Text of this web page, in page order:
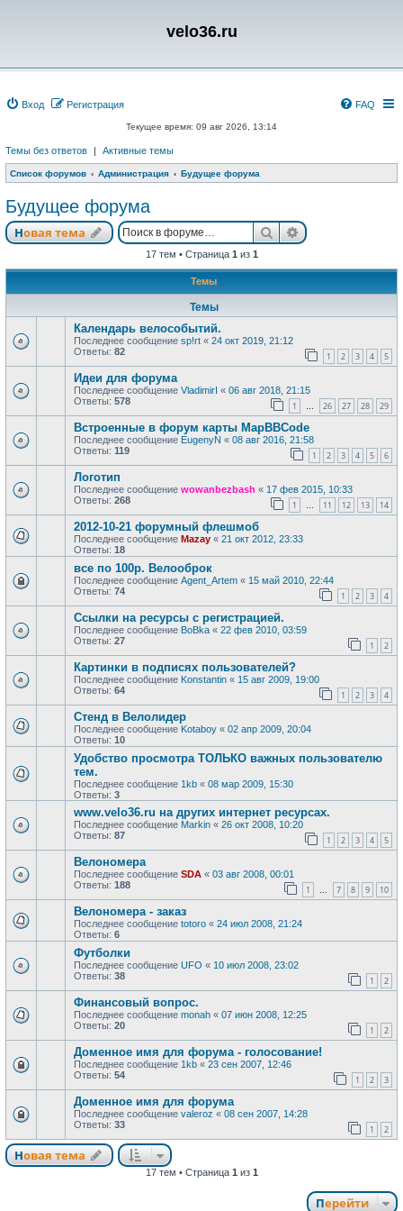
velo36.ru
Вход Регистрация FAQ
Текущее время: 09 авг 2026, 13:14
Темы без ответов | Активные темы
Список форумов Администрация Будущее форума
Будущее форума
Новая тема ПоискРасширенный
17 тем • Страница 1 из 1
Темы
Темы
Календарь велособытий.
Последнее сообщение sp!rt « 24 окт 2019, 21:12
Ответы: 82 1 2 3 4 5
Идеи для форума
Последнее сообщение VladimirI « 06 авг 2018, 21:15
Ответы: 578 1 … 26 27 28 29
Встроенные в форум карты MapBBCode
Последнее сообщение EugenyN « 08 авг 2016, 21:58
Ответы: 119 1 2 3 4 5 6
Логотип
Последнее сообщение wowanbezbash « 17 фев 2015, 10:33
Ответы: 268 1 … 11 12 13 14
2012-10-21 форумный флешмоб
Последнее сообщение Mazay « 21 окт 2012, 23:33
Ответы: 18
все по 100р. Велооброк
Последнее сообщение Agent_Artem « 15 май 2010, 22:44
Ответы: 74 1 2 3 4
Ссылки на ресурсы с регистрацией.
Последнее сообщение BoBka « 22 фев 2010, 03:59
Ответы: 27 1 2
Картинки в подписях пользователей?
Последнее сообщение Konstantin « 15 авг 2009, 19:00
Ответы: 64 1 2 3 4
Стенд в Велолидер
Последнее сообщение Kotaboy « 02 апр 2009, 20:04
Ответы: 10
Удобство просмотра ТОЛЬКО важных пользователю
тем.
Последнее сообщение 1kb « 08 мар 2009, 15:30
Ответы: 3
www.velo36.ru на других интернет ресурсах.
Последнее сообщение Markin « 26 окт 2008, 10:20
Ответы: 87 1 2 3 4 5
Велономера
Последнее сообщение SDA « 03 авг 2008, 00:01
Ответы: 188 1 … 7 8 9 10
Велономера - заказ
Последнее сообщение totoro « 24 июл 2008, 21:24
Ответы: 6
Футболки
Последнее сообщение UFO « 10 июл 2008, 23:02
Ответы: 38 1 2
Финансовый вопрос.
Последнее сообщение monah « 07 июн 2008, 12:25
Ответы: 20 1 2
Доменное имя для форума - голосование!
Последнее сообщение 1kb « 23 сен 2007, 12:46
Ответы: 54 1 2 3
Доменное имя для форума
Последнее сообщение valeroz « 08 сен 2007, 14:28
Ответы: 33 1 2
Новая тема
17 тем • Страница 1 из 1
Перейти